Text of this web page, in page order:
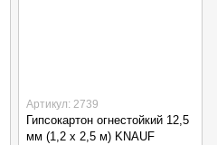
Артикул: 2739
Гипсокартон огнестойкий 12,5
мм (1,2 х 2,5 м) KNAUF